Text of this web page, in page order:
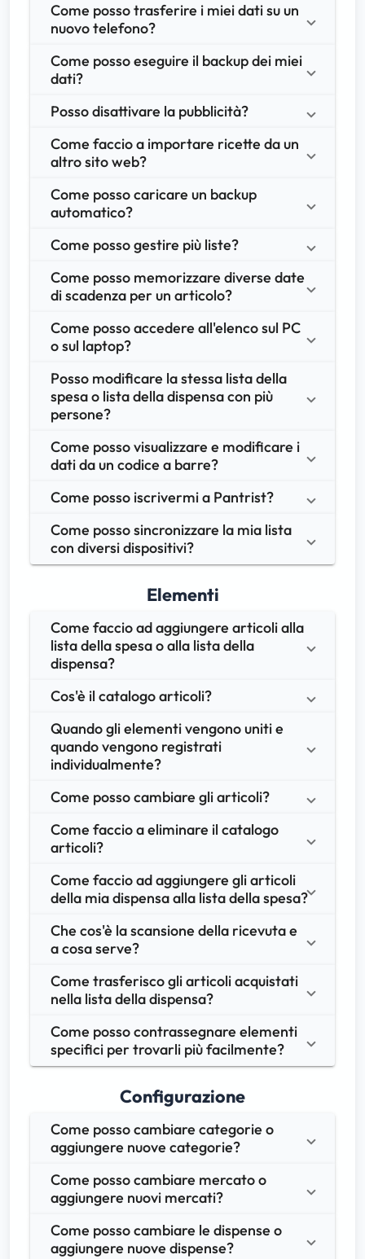
Come posso trasferire i miei dati su un
nuovo telefono?
Come posso eseguire il backup dei miei
dati?
Posso disattivare la pubblicità?
Come faccio a importare ricette da un
altro sito web?
Come posso caricare un backup
automatico?
Come posso gestire più liste?
Come posso memorizzare diverse date
di scadenza per un articolo?
Come posso accedere all'elenco sul PC
o sul laptop?
Posso modificare la stessa lista della
spesa o lista della dispensa con più
persone?
Come posso visualizzare e modificare i
dati da un codice a barre?
Come posso iscrivermi a Pantrist?
Come posso sincronizzare la mia lista
con diversi dispositivi?
Elementi
Come faccio ad aggiungere articoli alla
lista della spesa o alla lista della
dispensa?
Cos'è il catalogo articoli?
Quando gli elementi vengono uniti e
quando vengono registrati
individualmente?
Come posso cambiare gli articoli?
Come faccio a eliminare il catalogo
articoli?
Come faccio ad aggiungere gli articoli
della mia dispensa alla lista della spesa?
Che cos'è la scansione della ricevuta e
a cosa serve?
Come trasferisco gli articoli acquistati
nella lista della dispensa?
Come posso contrassegnare elementi
specifici per trovarli più facilmente?
Configurazione
Come posso cambiare categorie o
aggiungere nuove categorie?
Come posso cambiare mercato o
aggiungere nuovi mercati?
Come posso cambiare le dispense o
aggiungere nuove dispense?